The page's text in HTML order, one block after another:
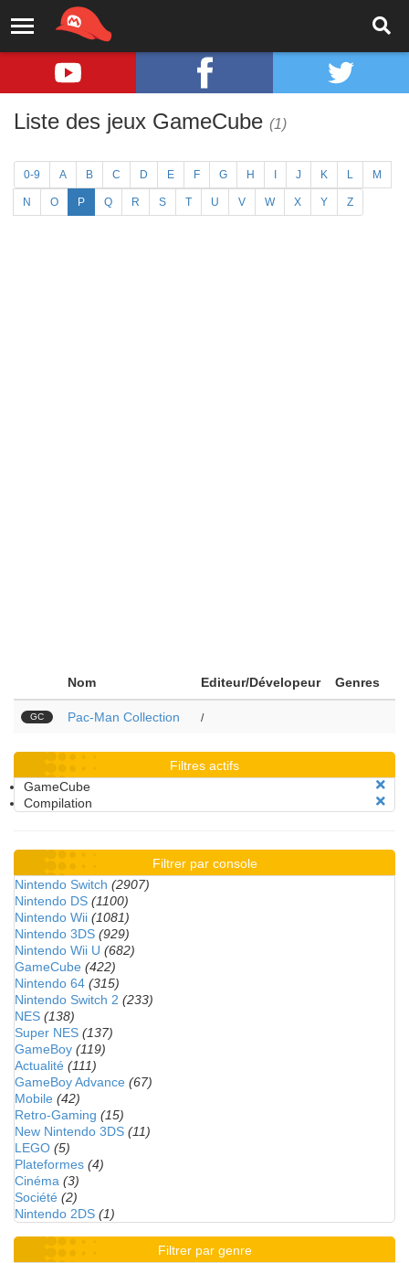
Liste des jeux GameCube (1)
0-9 A B C D E F G H J K L M
N O P Q R S T U V W X Y Z
Nom Editeur/Dévelopeur Genres
GC Pac-Man Collection /
Filtres actifs
GameCube
Compilation
Filtrer par console
Nintendo Switch (2907)
Nintendo DS (1100)
Nintendo Wii (1081)
Nintendo 3DS (929)
Nintendo Wii U (682)
GameCube (422)
Nintendo 64 (315)
Nintendo Switch 2 (233)
NES (138)
Super NES (137)
GameBoy (119)
Actualité (111)
GameBoy Advance (67)
Mobile (42)
Retro-Gaming (15)
New Nintendo 3DS (11)
LEGO (5)
Plateformes (4)
Cinéma (3)
Société (2)
Nintendo 2DS (1)
Filtrer par genre